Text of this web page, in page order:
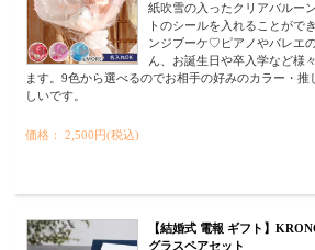
紙吹雪の入ったクリアバルー
トのシールを入れることがで
ンジブーケ♡ピアノやバレエ
ん、お誕生日や卒入学など様
ます。9色から選べるのでお相手の好みのカラー・推
しいです。
価格： 2,500円(税込)
【結婚式 電報 ギフト】
グラスペアセット